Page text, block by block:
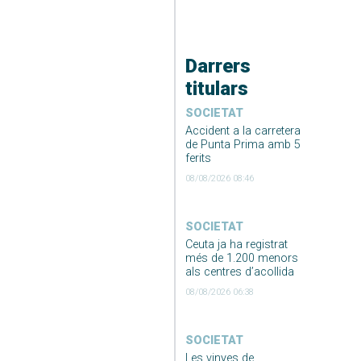
Darrers
titulars
SOCIETAT
Accident a la carretera
de Punta Prima amb 5
ferits
08/08/2026 08:46
SOCIETAT
Ceuta ja ha registrat
més de 1.200 menors
als centres d’acollida
08/08/2026 06:38
SOCIETAT
Les vinyes de